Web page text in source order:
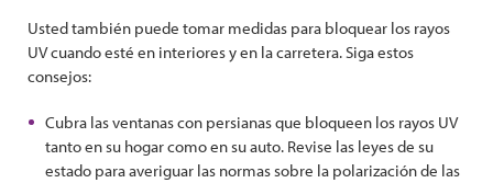
Usted también puede tomar medidas para bloquear los rayos
UV cuando esté en interiores y en la carretera. Siga estos
consejos:
Cubra las ventanas con persianas que bloqueen los rayos UV
tanto en su hogar como en su auto. Revise las leyes de su
estado para averiguar las normas sobre la polarización de las